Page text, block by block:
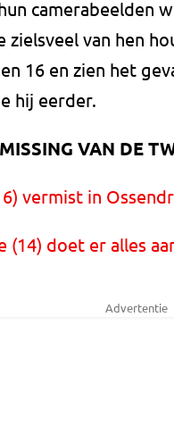
camerabeelden
van hen
16 en zien het
hij eerder.
VAN DE
vermist in
(14) doet er alles
Advertentie